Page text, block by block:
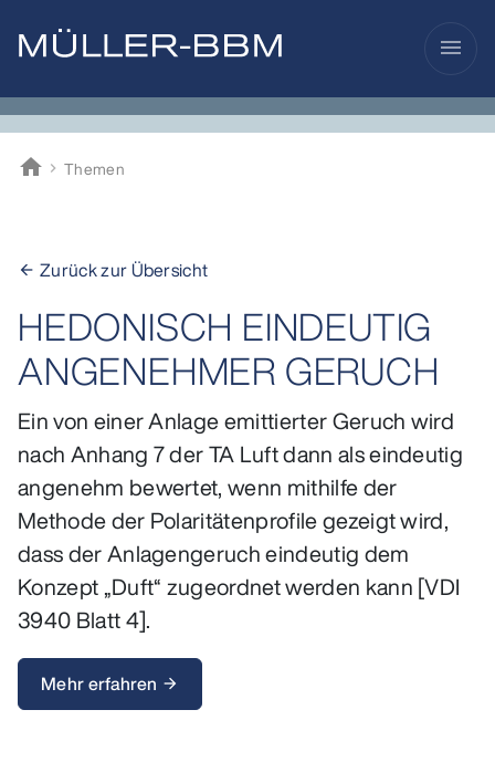
menu
home
Müller-BBM
Themen
arrow_back Zurück zur Übersicht
HEDONISCH EINDEUTIG
ANGENEHMER GERUCH
Ein von einer Anlage emittierter Geruch wird
nach Anhang 7 der TA Luft dann als eindeutig
angenehm bewertet, wenn mithilfe der
Methode der Polaritätenprofile gezeigt wird,
dass der Anlagengeruch eindeutig dem
Konzept „Duft“ zugeordnet werden kann [VDI
3940 Blatt 4].
Mehr erfahren arrow_forward